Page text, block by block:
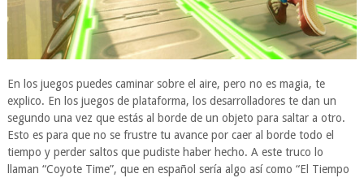
En los juegos puedes caminar sobre el aire, pero no es magia, te
explico. En los juegos de plataforma, los desarrolladores te dan un
segundo una vez que estás al borde de un objeto para saltar a otro.
Esto es para que no se frustre tu avance por caer al borde todo el
tiempo y perder saltos que pudiste haber hecho. A este truco lo
llaman “Coyote Time”, que en español sería algo así como “El Tiempo